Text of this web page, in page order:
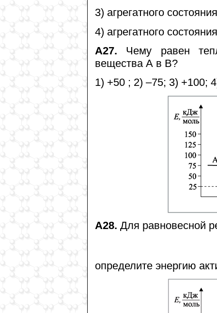
3) агрегатного
4) агрегатного
А27. Чему равен
вещества А в В?
1) +50 ; 2) –75; 3) +100;
А28. Для равновесной
определите энергию